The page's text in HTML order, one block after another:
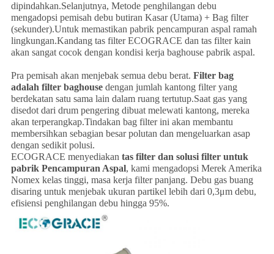
dipindahkan.Selanjutnya, Metode penghilangan debu
mengadopsi pemisah debu butiran Kasar (Utama) + Bag filter
(sekunder).Untuk memastikan pabrik pencampuran aspal ramah
lingkungan.Kandang tas filter ECOGRACE dan tas filter kain
akan sangat cocok dengan kondisi kerja baghouse pabrik aspal.
Pra pemisah akan menjebak semua debu berat. Filter bag
adalah filter baghouse dengan jumlah kantong filter yang
berdekatan satu sama lain dalam ruang tertutup.Saat gas yang
disedot dari drum pengering dibuat melewati kantong, mereka
akan terperangkap.Tindakan bag filter ini akan membantu
membersihkan sebagian besar polutan dan mengeluarkan asap
dengan sedikit polusi.
ECOGRACE menyediakantas filter dan solusi filter untuk
pabrik Pencampuran Aspal, kami mengadopsi Merek Amerika
Nomex kelas tinggi, masa kerja filter panjang. Debu gas buang
disaring untuk menjebak ukuran partikel lebih dari 0,3μm debu,
efisiensi penghilangan debu hingga 95%.